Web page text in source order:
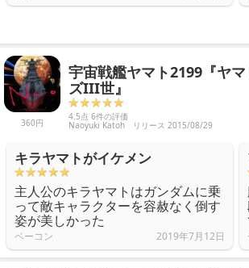
360円
宇宙戦艦ヤマト2199『ヤ
ズIII世』
4.5点 6件の評価
Naoyuki Katoh リリース 2015/08/29
キラヤマトがイケメン
主人公のキラヤマトはガンダムに乗
って敵キャラクターを容赦なく倒す
姿が美しかった
ベーコン 2019年7月12日